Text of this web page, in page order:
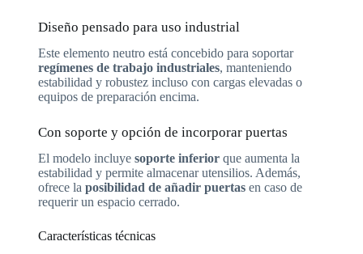
Diseño pensado para uso industrial
Este elemento neutro está concebido para soportar
regímenes de trabajo industriales, manteniendo
estabilidad y robustez incluso con cargas elevadas o
equipos de preparación encima.
Con soporte y opción de incorporar puertas
El modelo incluye soporte inferiorque aumenta la
estabilidad y permite almacenar utensilios. Además,
ofrece la posibilidad de añadir puertasen caso de
requerir un espacio cerrado.
Características técnicas